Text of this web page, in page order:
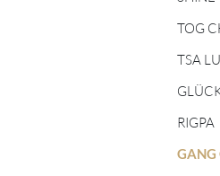
FÜNF
SHINÉ
TSA LUNG
TOG
TSA
RIGPA
GANG